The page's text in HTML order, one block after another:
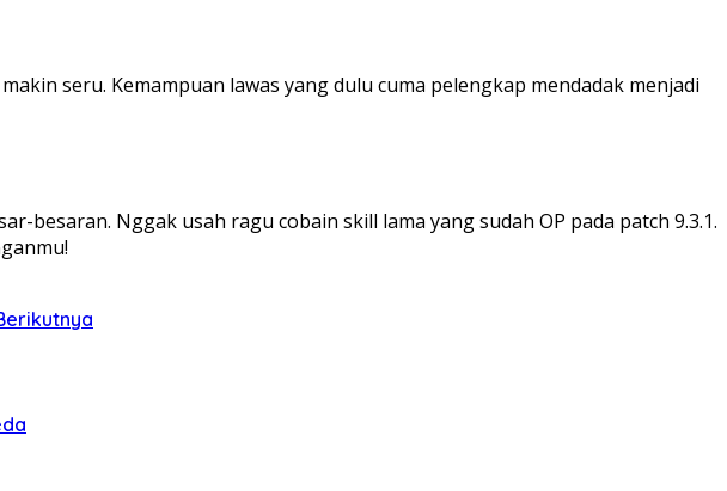
seru. Kemampuan lawas yang dulu cuma pelengkap mendadak menjadi
besaran. Nggak usah ragu cobain skill lama yang sudah OP pada patch 9.3.1.